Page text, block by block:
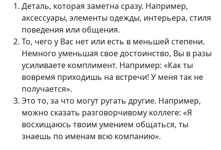
Деталь, которая заметна сразу. Например,
аксессуары, элементы одежды, интерьера, стиля
поведения или общения.
То, чего у Вас нет или есть в меньшей степени.
Немного уменьшая свое достоинство, Вы в разы
усиливаете комплимент. Например: «Как ты
вовремя приходишь на встречи! У меня так не
получается».
Это то, за что могут ругать другие. Например,
можно сказать разговорчивому коллеге: «Я
восхищаюсь твоим умением общаться, ты
знаешь по именам всю компанию».